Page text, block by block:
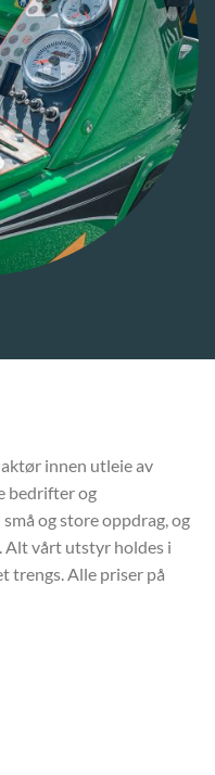
innen utleie av
bedrifter og
og store oppdrag, og
Alt vårt utstyr holdes i
trengs. Alle priser på